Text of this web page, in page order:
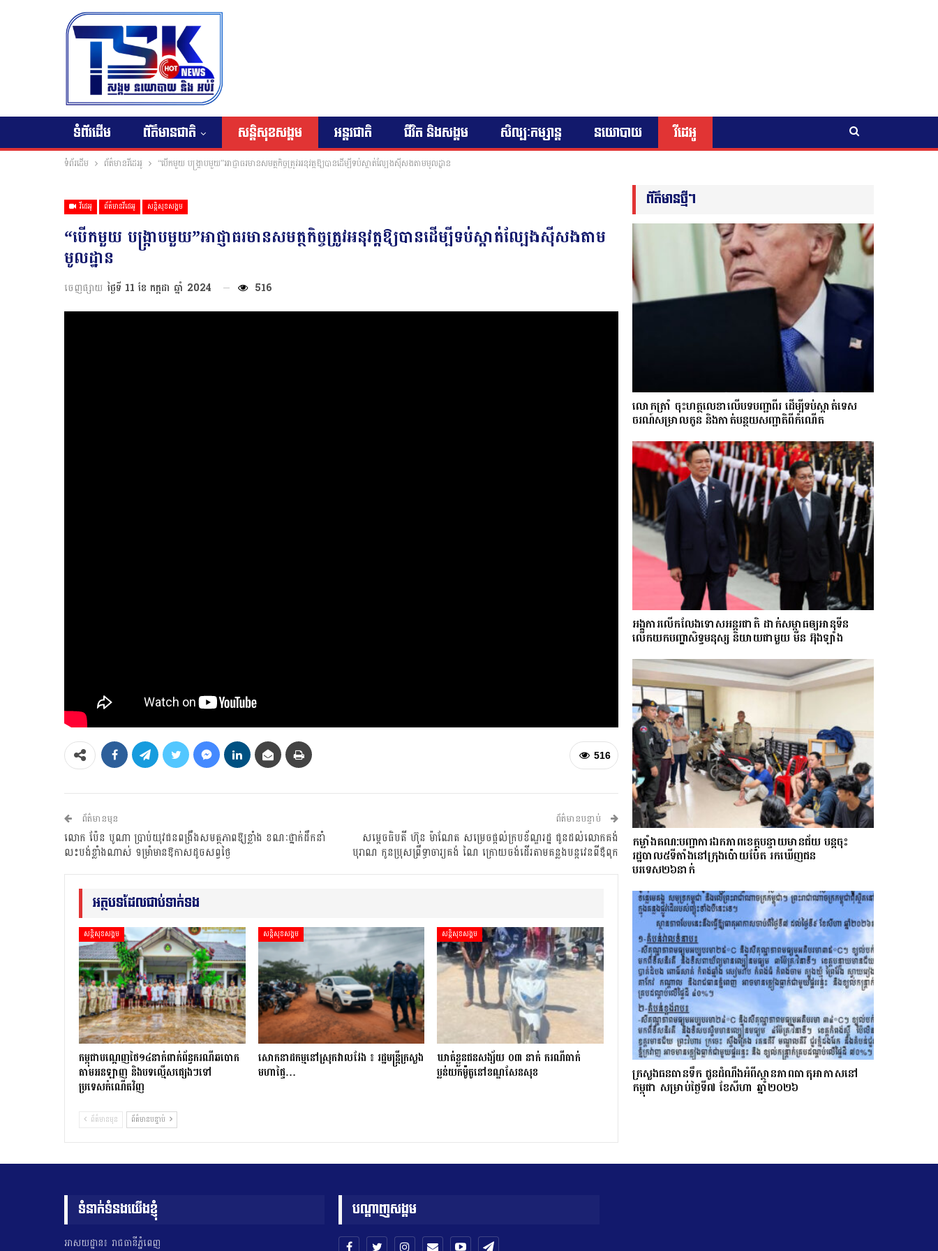
ទំព័រដើម ព័ត៌មានជាតិ សន្តិសុខសង្គម អន្តរជាតិ ជីវិត និងសង្គម សិល្បៈកម្សាន្ត នយោបាយ វីដេអូ
ទំព័រដើម ព័ត៌មានវីដេអូ “បើកមួយ បង្ក្រាបមួយ”អាជ្ញាធរមានសមត្ថកិច្ចត្រូវអនុវត្តឱ្យបានដើម្បីទប់ស្កាត់ល្បែងសុីសងតាមមូលដ្ឋាន
វីដេអូ ព័ត៌មានវីដេអូ សន្តិសុខសង្គម
“បើកមួយ បង្ក្រាបមួយ”អាជ្ញាធរមានសមត្ថកិច្ចត្រូវអនុវត្តឱ្យបានដើម្បីទប់ស្កាត់ល្បែងសុីសងតាម
មូលដ្ឋាន
ចេញផ្សាយ ថ្ងៃទី 11 ខែ កក្កដា ឆ្នាំ 2024 516
516
ព័ត៌មានមុន
លោក ប៉ែន បូណា ប្រាប់យុវជនពង្រឹងសមត្ថភាពឱ្យខ្លាំង ខណៈថ្នាក់ដឹកនាំ
លះបង់ខ្លាំងណាស់ ទម្រាំមានឱកាសដូចសព្វថ្ងៃ
ព័ត៌មានបន្ទាប់
សម្តេចធិបតី ហ៊ុន ម៉ាណែត សម្រេចផ្តល់ក្របខ័ណ្ឌរដ្ឋ ជូនដល់លោកគង់
បុរាណ កូនប្រុសព្រឹទ្ធាចារ្យគង់ ណៃ ក្រោយចង់ដើរតាមគន្លងបន្តវេនពីឪពុក
អត្ថបទដែលជាប់ទាក់ទង
សន្តិសុខសង្គម
កម្ពុជាបណ្ដេញថៃ១៤នាក់ពាក់ព័ន្ធករណីឆបោក
តាមអនឡាញ និងបទល្មើសផ្សេងៗទៅ
ប្រទេសកំណើតវិញ
សន្តិសុខសង្គម
សោកនាដកម្ម​នៅ​ស្រុក​វាល​វែង ៖ រដ្ឋមន្ត្រី​ក្រសួង
មហាផ្ទៃ…
សន្តិសុខសង្គម
ឃាត់ខ្លួនជនសង្ស័យ ០៣ នាក់ ករណីធាក់
ប្លន់យកម៉ូតូនៅខណ្ឌសែនសុខ
ព័ត៌មានមុន ព័ត៌មានបន្ទាប់
ព័ត៌មានថ្មីៗ
លោក​ត្រាំ ចុះហត្ថលេខាលើបទបញ្ជាពីរ ដើម្បីទប់ស្កាត់ទេស​
ចរណ៍សម្រាលកូន និងកាត់បន្ថយសញ្ជាតិពីកំណើត
អង្គការលើកលែងទោសអន្តរជាតិ ដាក់សម្ពាធឲ្យអានុទីន
លើកយកបញ្ហាសិទ្ធមនុស្ស និយាយជាមួយ មីន អ៊ុងឡាំង
កម្លាំងគណ:បញ្ជាការឯកភាពខេត្តបន្ទាយមានជ័យ បន្តចុះ
រដ្ឋបាល៥ទីតាំងនៅក្រុងប៉ោយប៉ែត រកឃើញជន
បរទេស២៦នាក់
ក្រសួងធនធានទឹក ជូនដំណឹងអំពីស្ថានភាពធាតុអាកាសនៅ
កម្ពុជា សម្រាប់ថ្ងៃទី៧ ខែសីហា ឆ្នាំ២០២៦
ទំនាក់ទំនងយើងខ្ញុំ
អាសយដ្ឋាន៖ រាជធានីភ្នំពេញ
បណ្តាញសង្គម